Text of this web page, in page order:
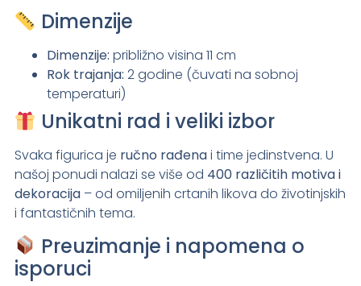
Dimenzije
Dimenzije: približno visina 11 cm
Rok trajanja: 2 godine (čuvati na sobnoj
temperaturi)
Unikatni rad i veliki izbor
Svaka figurica je ručno rađenai time jedinstvena. U
našoj ponudi nalazi se više od 400 različitih motiva i
dekoracija– od omiljenih crtanih likova do životinjskih
i fantastičnih tema.
Preuzimanje i napomena o
isporuci